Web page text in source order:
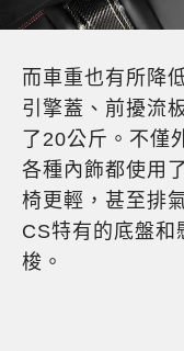
而車重也有所降
引擎蓋、前擾流
了20公斤。不僅
各種內飾都使用
椅更輕，甚至排
CS特有的底盤和
梭。